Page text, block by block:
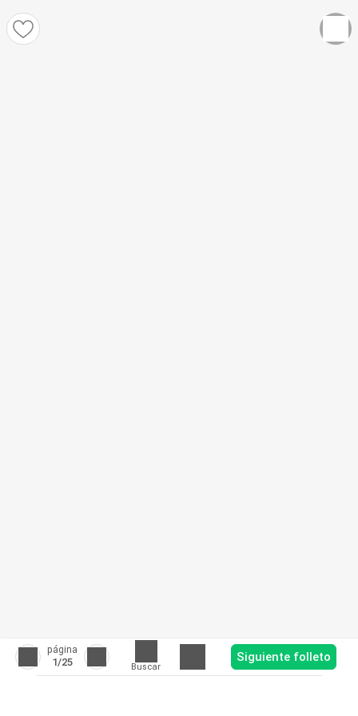
página
1/25 Buscar
Siguiente folleto